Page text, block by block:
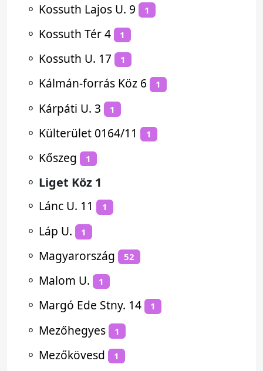
⚬ Kossuth Lajos U. 9 1
⚬ Kossuth Tér 4 1
⚬ Kossuth U. 17 1
⚬ Kálmán-forrás Köz 6 1
⚬ Kárpáti U. 3 1
⚬ Külterület 0164/11 1
⚬ Kőszeg 1
⚬ Liget Köz 1
⚬ Lánc U. 11 1
⚬ Láp U. 1
⚬ Magyarország 52
⚬ Malom U. 1
⚬ Margó Ede Stny. 14 1
⚬ Mezőhegyes 1
⚬ Mezőkövesd 1